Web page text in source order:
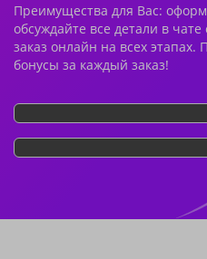
Преимущества для Вас:
обсуждайте все детали в
заказ онлайн на всех
бонусы за каждый заказ!